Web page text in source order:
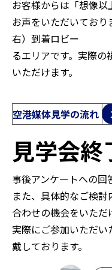
お客様からは「想像
お声をいただいており
右）到着ロビー
るエリアです。実際
いただけます。
空港媒体見学の流れ
見学会終
事後アンケートへの回
また、具体的なご検
合わせの機会をいただ
実際にご参加いただ
戴しております。